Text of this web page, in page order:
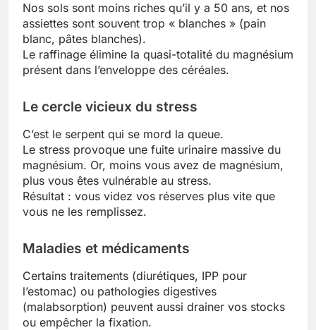
Nos sols sont moins riches qu’il y a 50 ans, et nos
assiettes sont souvent trop « blanches » (pain
blanc, pâtes blanches).
Le raffinage élimine la quasi-totalité du magnésium
présent dans l’enveloppe des céréales.
Le cercle vicieux du stress
C’est le serpent qui se mord la queue.
Le stress provoque une fuite urinaire massive du
magnésium. Or, moins vous avez de magnésium,
plus vous êtes vulnérable au stress.
Résultat : vous videz vos réserves plus vite que
vous ne les remplissez.
Maladies et médicaments
Certains traitements (diurétiques, IPP pour
l’estomac) ou pathologies digestives
(malabsorption) peuvent aussi drainer vos stocks
ou empêcher la fixation.